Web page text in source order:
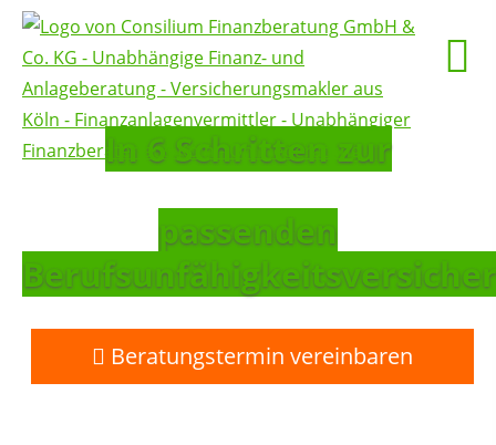
In 6 Schritten zur
passenden
Beratungstermin vereinbaren